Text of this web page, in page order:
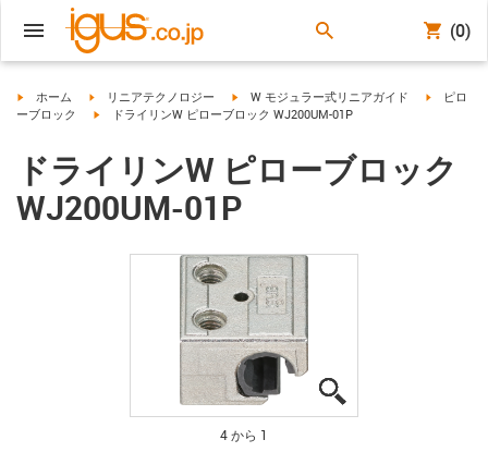
(0)
igus-icon-arrow-right
ホーム igus-icon-arrow-right
リニアテクノロジー igus-icon-arrow-right
W モジュラー式リニアガイド igus-
ピロ
ーブロック
igus-icon-arrow-right
ドライリンW ピローブロック WJ200UM-01P
ドライリンW ピローブロック
WJ200UM-01P
4 から 1